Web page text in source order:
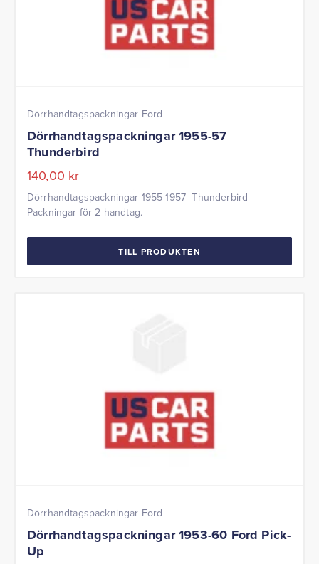
Dörrhandtagspackningar Ford
Dörrhandtagspackningar 1955-57
Thunderbird
140,00 kr
Dörrhandtagspackningar 1955-1957 Thunderbird
Packningar för 2 handtag.
TILL PRODUKTEN
Dörrhandtagspackningar Ford
Dörrhandtagspackningar 1953-60 Ford Pick-
Up